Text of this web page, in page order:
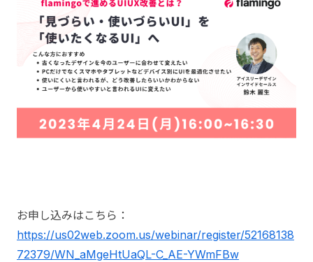
お申し込みはこちら：
https://us02web.zoom.us/webinar/register/52168138
72379/WN_aMgeHtUaQL-C_AE-YWmFBw